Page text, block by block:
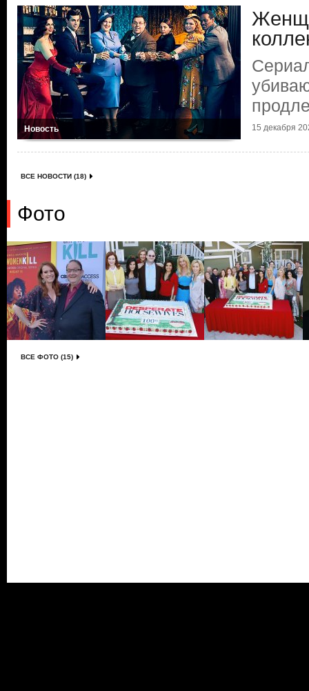
Новость 15 декабря
ВСЕ НОВОСТИ (18)
Фото
ВСЕ ФОТО (15)